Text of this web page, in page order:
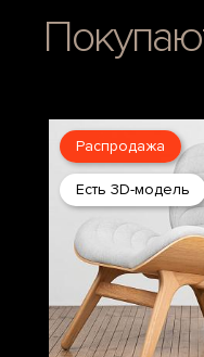
Распродажа
Есть 3D-модель